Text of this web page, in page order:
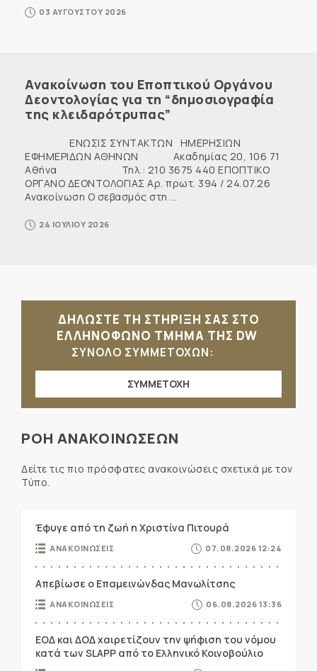
03 ΑΥΓΟΥΣΤΟΥ 2026
Ανακοίνωση του Εποπτικού Οργάνου
Δεοντολογίας για τη “δημοσιογραφία
της κλειδαρότρυπας”
ΕΝΩΣΙΣ ΣΥΝΤΑΚΤΩΝ ΗΜΕΡΗΣΙΩΝ
ΕΦΗΜΕΡΙΔΩΝ ΑΘΗΝΩΝ Ακαδημίας 20, 106 71
Αθήνα Τηλ.: 210 3675 440 ΕΠΟΠΤΙΚΟ
ΟΡΓΑΝΟ ΔΕΟΝΤΟΛΟΓΙΑΣ Αρ. πρωτ. 394 / 24.07.26
Ανακοίνωση Ο σεβασμός στη ...
24 ΙΟΥΛΙΟΥ 2026
ΔΗΛΩΣΤΕ ΤΗ ΣΤΗΡΙΞΗ ΣΑΣ ΣΤΟ
ΕΛΛΗΝΟΦΩΝΟ ΤΜΗΜΑ ΤΗΣ DW
ΣΥΝΟΛΟ ΣΥΜΜΕΤΟΧΩΝ:
ΣΥΜΜΕΤΟΧΗ
ΡΟΗ ΑΝΑΚΟΙΝΩΣΕΩΝ
Δείτε τις πιο πρόσφατες ανακοινώσεις σχετικά με τον
Τύπο.
Έφυγε από τη ζωή η Χριστίνα Πιτουρά
ΑΝΑΚΟΙΝΩΣΕΙΣ 07.08.2026 12:24
Απεβίωσε ο Επαμεινώνδας Μανωλίτσης
ΑΝΑΚΟΙΝΩΣΕΙΣ 06.08.2026 13:36
ΕΟΔ και ΔΟΔ χαιρετίζουν την ψήφιση του νόμου
κατά των SLAPP από το Ελληνικό Κοινοβούλιο